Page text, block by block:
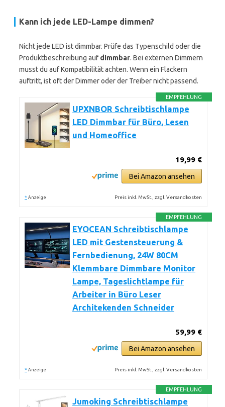
Kann ich jede LED-Lampe dimmen?
Nicht jede LED ist dimmbar. Prüfe das Typenschild oder die
Produktbeschreibung auf dimmbar. Bei externen Dimmern
musst du auf Kompatibilität achten. Wenn ein Flackern
auftritt, ist oft der Dimmer oder der Treiber nicht passend.
EMPFEHLUNG
UPXNBOR Schreibtischlampe
LED Dimmbar für Büro, Lesen
und Homeoffice
19,99 €
Bei Amazon ansehen
* Anzeige Preis inkl. MwSt., zzgl. Versandkosten
EMPFEHLUNG
EYOCEAN Schreibtischlampe
LED mit Gestensteuerung &
Fernbedienung, 24W 80CM
Klemmbare Dimmbare Monitor
Lampe, Tageslichtlampe für
Arbeiter in Büro Leser
Architekenden Schneider
59,99 €
Bei Amazon ansehen
* Anzeige Preis inkl. MwSt., zzgl. Versandkosten
EMPFEHLUNG
Jumoking Schreibtischlampe